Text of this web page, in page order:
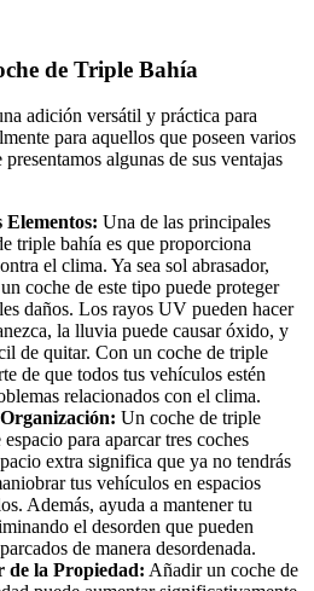
de Triple Bahía
adición versátil y práctica para
para aquellos que poseen varios
algunas de sus ventajas
Elementos: Una de las principales
triple bahía es que proporciona
el clima. Ya sea sol abrasador,
coche de este tipo puede proteger
daños. Los rayos UV pueden hacer
la lluvia puede causar óxido, y
de quitar. Con un coche de triple
de que todos tus vehículos estén
relacionados con el clima.
Un coche de triple
para aparcar tres coches
extra significa que ya no tendrás
tus vehículos en espacios
Además, ayuda a mantener tu
el desorden que pueden
de manera desordenada.
de la Propiedad: Añadir un coche de